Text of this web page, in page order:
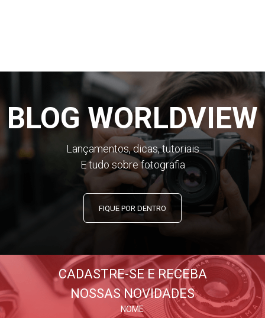
BLOG WORLDVIEW
Lançamentos, dicas, tutoriais
E tudo sobre fotografia
FIQUE POR DENTRO
CADASTRE-SE E RECEBA
NOSSAS NOVIDADES
NOME